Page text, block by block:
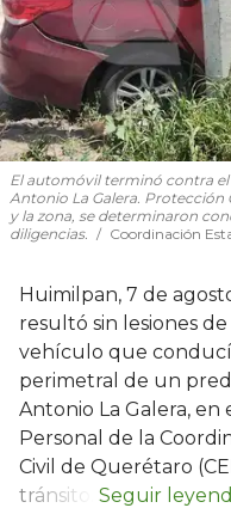
El automóvil terminó contra
Antonio La Galera.
y la zona, se determinaron
diligencias.
Coordinación
Huimilpan, 7 de
resultó sin lesiones
vehículo que
perimetral de un
Antonio La Galera,
Personal de la
Civil de Querétaro
tránsito.